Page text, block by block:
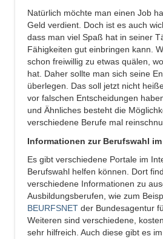
Natürlich möchte man einen Job
Geld verdient. Doch ist es auch
dass man viel Spaß hat in seiner
Fähigkeiten gut einbringen kann.
schon freiwillig zu etwas quälen,
hat. Daher sollte man sich seine
überlegen. Das soll jetzt nicht
vor falschen Entscheidungen
und Ähnliches besteht die
verschiedene Berufe mal
Informationen zur Berufswahl
Es gibt verschiedene Portale im
Berufswahl helfen können. Dort
verschiedene Informationen zu
Ausbildungsberufen, wie zum
BEURFSNET der Bundesagentur
Weiteren sind verschiedene,
sehr hilfreich. Auch diese gibt es